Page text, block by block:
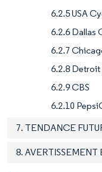
6.2.5 USA
6.2.6 Dallas
6.2.7
6.2.8 Detroit
6.2.9 CBS
6.2.10
7. TENDANCE
8. AVERTISSEMENT